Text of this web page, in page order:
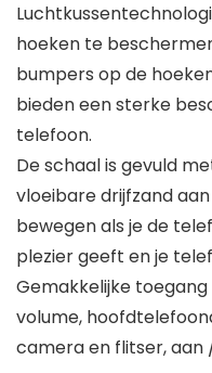
hoeken te
bumpers op de
bieden een sterke
telefoon.
De schaal is gevuld
vloeibare drijfzand
bewegen als je de
plezier geeft en je
Gemakkelijke
volume,
camera en flitser, aan